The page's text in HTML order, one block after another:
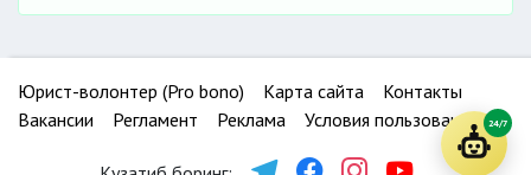
Юрист-волонтер (Pro bono) Карта сайта
Контакты
Вакансии
Регламент Реклама Условия пользования 24/7